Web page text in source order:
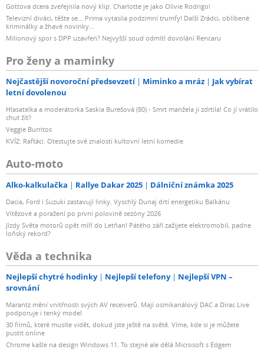
Gottova dcera zveřejnila nový klip: Charlotte je jako Olivie Rodrigo!
Televizní diváci, těšte se... Prima vytasila podzimní trumfy! Další Zrádci, oblíbené
kriminálky a žhavé novinky...
Milionový spor s DPP uzavřen? Nejvyšší soud odmítl dovolání Rencaru
Pro ženy a maminky
Nejčastější novoroční předsevzetí Miminko a mráz
Jak vybírat
letní dovolenou
Hlasatelka a moderátorka Saskia Burešová (80) - Smrt manžela ji zdrtila! Co jí vrátilo
chuť žít?
Veggie Burritos
KVÍZ: Rafťáci. Otestujte své znalosti kultovní letní komedie
Auto-moto
Alko-kalkulačka Rallye Dakar 2025 Dálniční známka 2025
Dacia, Ford i Suzuki zastavují linky. Vyschlý Dunaj drtí energetiku Balkánu
Vítězové a poražení po první polovině sezóny 2026
Jízdy Světa motorů opět míří do Letňan! Pátého září zažijete elektromobil, padne
loňský rekord?
Věda a technika
Nejlepší chytré hodinky Nejlepší telefony
Nejlepší VPN –
srovnání
Marantz mění vnitřnosti svých AV receiverů. Mají osmikanálový DAC a Dirac Live
podporuje i tenký model
30 filmů, které musíte vidět, dokud jste ještě na světě. Víme, kde si je můžete
pustit online
Chrome kašle na design Windows 11. To stejné ale dělá Microsoft s Edgem